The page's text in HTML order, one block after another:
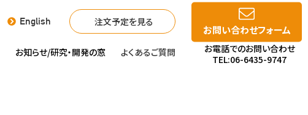
English 注文予定を見る
お知らせ/研究・開発の窓 よくあるご質問
お問い合わせフォーム
お電話でのお問い合わせ
TEL:06-6435-9747